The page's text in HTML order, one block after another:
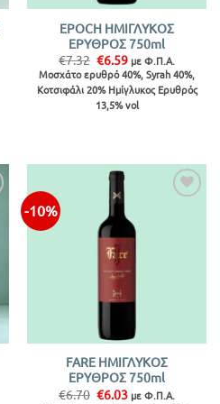
EPOCH ΗΜΙΓΛΥΚΟΣ
ΕΡΥΘΡΟΣ 750ml
€7.32 Original
price
was:
€7.32.
€6.59Η
τρέχουσα
τιμή
είναι:
€6.59.
με Φ.Π.Α.
Μοσχάτο ερυθρό 40%, Syrah 40%,
Κοτσιφάλι 20% Ημίγλυκος Ερυθρός
13,5% vol
-10%
FARE ΗΜΙΓΛΥΚΟΣ
ΕΡΥΘΡΟΣ 750ml
€6.70 Original
€6.03Ημε Φ.Π.Α.